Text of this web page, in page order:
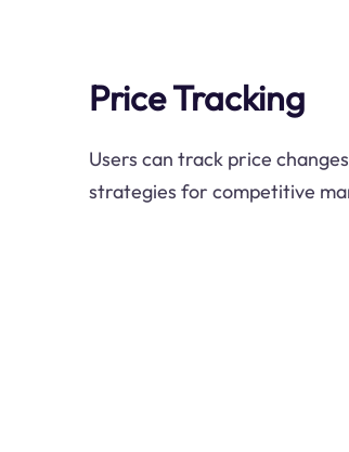
Price Tracking
Users can track price
strategies for competitive